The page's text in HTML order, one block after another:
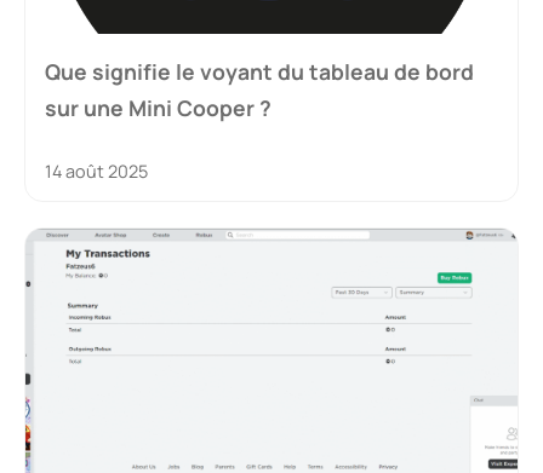
Que signifie le voyant du tableau de bord
sur une Mini Cooper ?
14 août 2025